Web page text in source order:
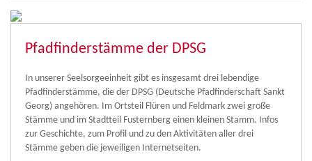
Pfadfinderstämme der DPSG
In unserer Seelsorgeeinheit gibt es insgesamt drei lebendige
Pfadfinderstämme, die der DPSG (Deutsche Pfadfinderschaft Sankt
Georg) angehören. Im Ortsteil Flüren und Feldmark zwei große
Stämme und im Stadtteil Fusternberg einen kleinen Stamm. Infos
zur Geschichte, zum Profil und zu den Aktivitäten aller drei
Stämme geben die jeweiligen Internetseiten.